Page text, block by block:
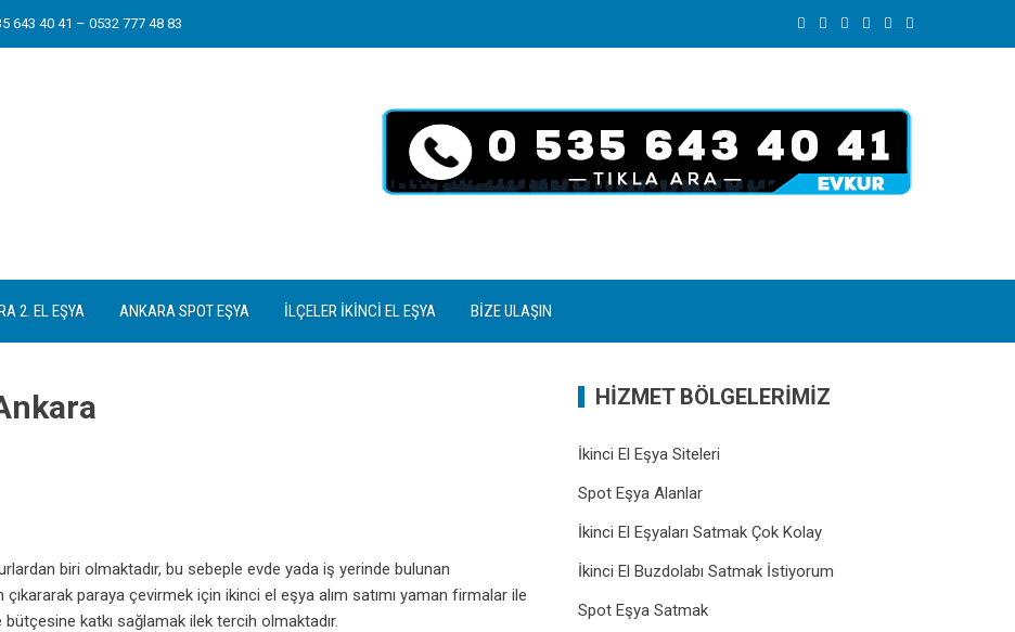
643 40 41 – 0532 777 48 83
2. EL EŞYA ANKARA SPOT EŞYA İLÇELER İKINCI EL EŞYA BIZE ULAŞIN
biri olmaktadır, bu sebeple evde yada iş yerinde bulunan
paraya çevirmek için ikinci el eşya alım satımı yaman firmalar ile
katkı sağlamak ilek tercih olmaktadır.
HİZMET BÖLGELERİMİZ
İkinci El Eşya Siteleri
Spot Eşya Alanlar
İkinci El Eşyaları Satmak Çok Kolay
İkinci El Buzdolabı Satmak İstiyorum
Spot Eşya Satmak